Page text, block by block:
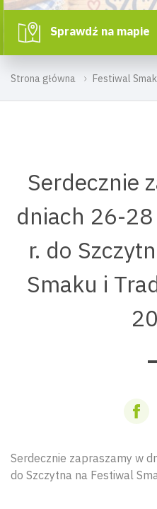
Strona główna Festiwal
Sprawdź na mapie
Serdecznie
dniach 26-
r. do
Smaku i
Serdecznie zapraszamy w
do Szczytna na Festiwal